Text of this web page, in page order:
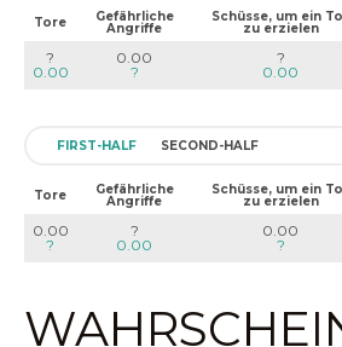
Tore Gefährliche
Angriffe
Schüsse, um ein
zu erzielen
?
0.00
0.00
?
?
0.00
FIRST-HALF SECOND-HALF
Tore Gefährliche
Angriffe
Schüsse, um ein
zu erzielen
0.00
?
?
0.00
0.00
?